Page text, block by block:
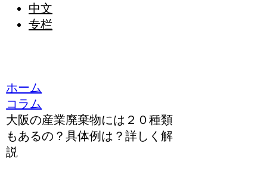
中文
专栏
ホーム
コラム
大阪の産業廃棄物には２０種類
もあるの？具体例は？詳しく解
説